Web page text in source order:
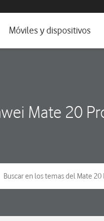
e idioma
Móviles y dispositivos
Mate 20